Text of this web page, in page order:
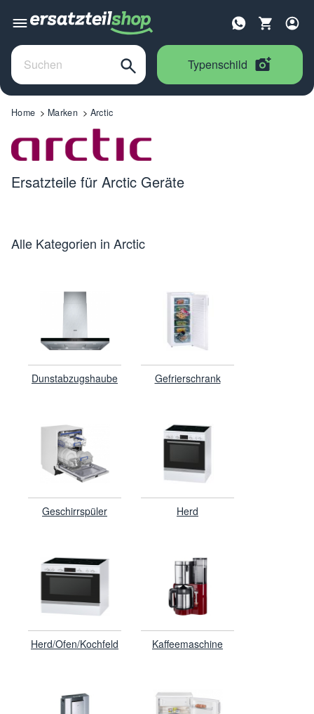
Typenschild
Home Marken Arctic
Ersatzteile für Arctic Geräte
Alle Kategorien in Arctic
Dunstabzugshaube Gefrierschrank
Geschirrspüler Herd
Herd/Ofen/Kochfeld Kaffeemaschine